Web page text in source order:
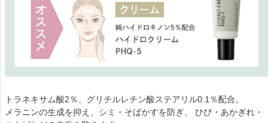
トラネキサム酸2％、グリチルレチン酸ステアリル0.1％配合。
メラニンの生成を抑え、シミ・そばかすを防ぎ、 ひび・あかぎれ・